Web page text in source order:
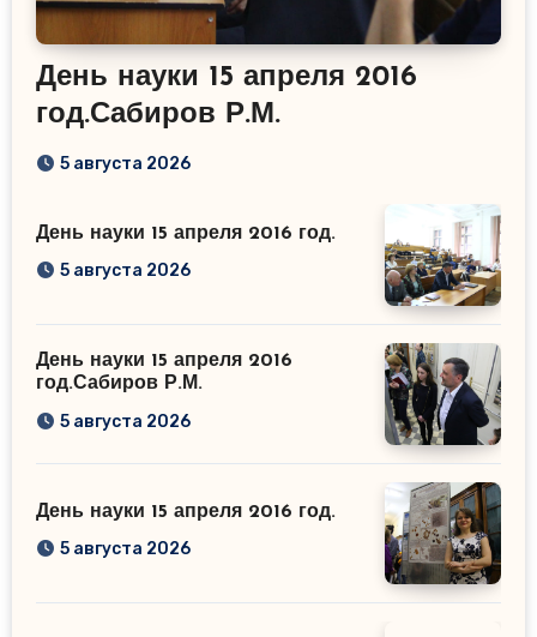
День науки 15 апреля 2016
год.Сабиров Р.М.
5 августа 2026
День науки 15 апреля 2016 год.
5 августа 2026
День науки 15 апреля 2016
год.Сабиров Р.М.
5 августа 2026
День науки 15 апреля 2016 год.
5 августа 2026